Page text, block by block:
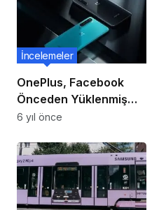
OnePlus, Facebook
Önceden Yüklenmiş
Olarak Akıllı Telefonlar
İncelemeler
6 yıl önce